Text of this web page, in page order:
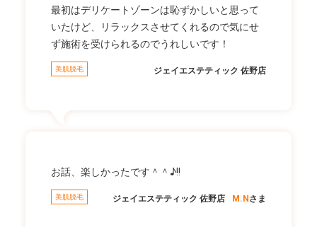
最初はデリケートゾーンは恥ずかしいと思って
いたけど、リラックスさせてくれるので気にせ
ず施術を受けられるのでうれしいです！
美肌脱毛 ジェイエステティック 佐野店
お話、楽しかったです＾＾♪!!
美肌脱毛 ジェイエステティック 佐野店 M.N さま